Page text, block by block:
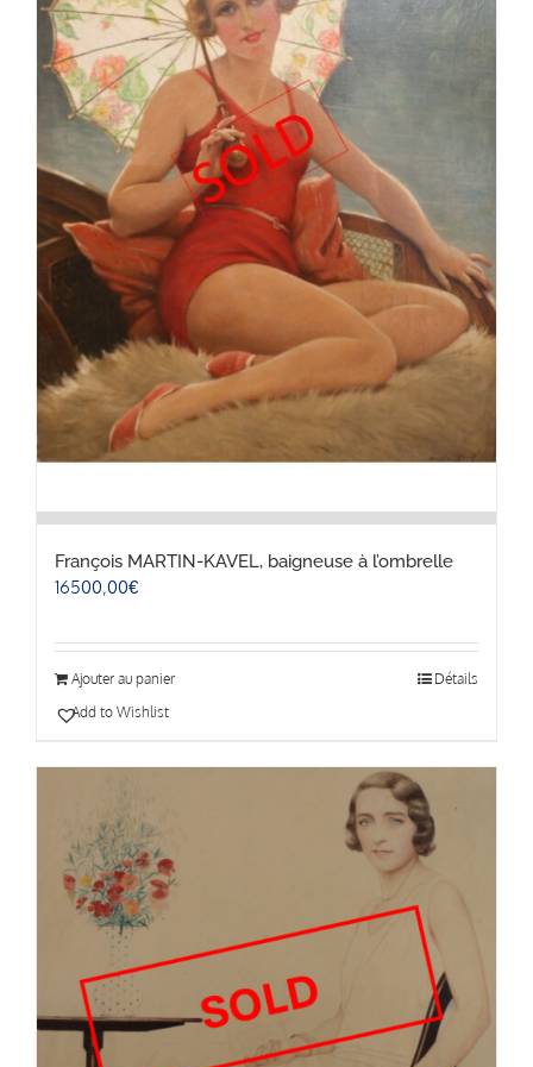
François MARTIN-KAVEL, baigneuse à l’ombrelle
16500,00€
Ajouter au panier
Détails
Add to Wishlist